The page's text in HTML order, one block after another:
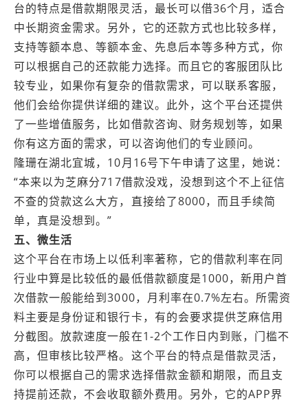
台的特点是借款期限灵活，最长可以借36个月，适合
中长期资金需求。另外，它的还款方式也比较多样，
支持等额本息、等额本金、先息后本等多种方式，你
可以根据自己的还款能力选择。而且它的客服团队比
较专业，如果你有复杂的借款需求，可以联系客服，
他们会给你提供详细的建议。此外，这个平台还提供
了一些增值服务，比如借款咨询、财务规划等，如果
你有这方面的需求，可以咨询他们的专业顾问。
隆珊在湖北‌宜城，10月16号下午申请了这里，她说：
“本来以为芝麻分717借款没戏，没想到这个不上征信
不查的贷款这么大方，直接给了8000，而且手续简
单，真是没想到。”
五、‌微生活
这个平台在市场上以低利率著称，它的借款利率在同
行业中算是比较低的最低借款额度是1000，新用户首
次借款一般能给到3000，月利率在0.7%左右。所需资
料主要是身份证和银行卡，有的会要求提供芝麻信用
分截图。放款速度一般在1-2个工作日内到账，门槛不
高，但审核比较严格。这个平台的特点是借款灵活，
你可以根据自己的需求选择借款金额和期限，而且支
持提前还款，不会收取额外费用。另外，它的APP界